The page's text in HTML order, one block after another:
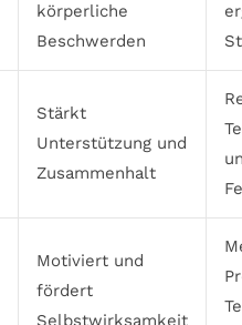
körperliche
Beschwerden
Stärkt
Unterstützung und
Zusammenhalt
Motiviert und
fördert
Selbstwirksamkeit